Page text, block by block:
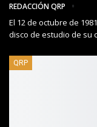
REDACCIÓN QRP
El 12 de octubre de
disco de estudio de su
QRP